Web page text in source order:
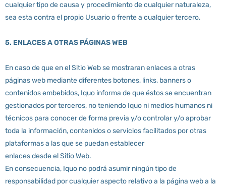
cualquier tipo de causa y procedimiento de cualquier naturaleza,
sea esta contra el propio Usuario o frente a cualquier tercero.
5. ENLACES A OTRAS PÁGINAS WEB
En caso de que en el Sitio Web se mostraran enlaces a otras
páginas web mediante diferentes botones, links, banners o
contenidos embebidos, Iquo informa de que éstos se encuentran
gestionados por terceros, no teniendo Iquo ni medios humanos ni
técnicos para conocer de forma previa y/o controlar y/o aprobar
toda la información, contenidos o servicios facilitados por otras
plataformas a las que se puedan establecer
enlaces desde el Sitio Web.
En consecuencia, Iquo no podrá asumir ningún tipo de
responsabilidad por cualquier aspecto relativo a la página web a la